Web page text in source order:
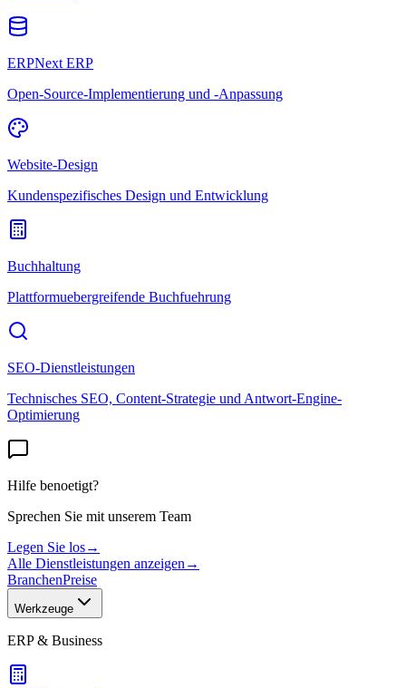
ERPNext ERP
Open-Source-Implementierung und -Anpassung
Website-Design
Kundenspezifisches Design und Entwicklung
Buchhaltung
Plattformuebergreifende Buchfuehrung
SEO-Dienstleistungen
Technisches SEO, Content-Strategie und Antwort-Engine-
Optimierung
Hilfe benoetigt?
Sprechen Sie mit unserem Team
Legen Sie los→
Alle Dienstleistungen anzeigen →
BranchenPreise
Werkzeuge
ERP & Business